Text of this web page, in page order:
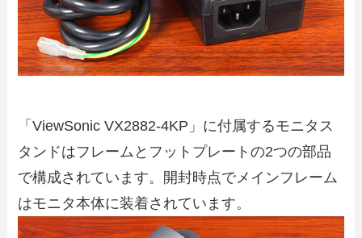
「ViewSonic VX2882-4KP」に付属するモニタス
タンドはフレームとフットプレートの2つの部品
で構成されています。開封時点でメインフレーム
はモニタ本体に装着されています。